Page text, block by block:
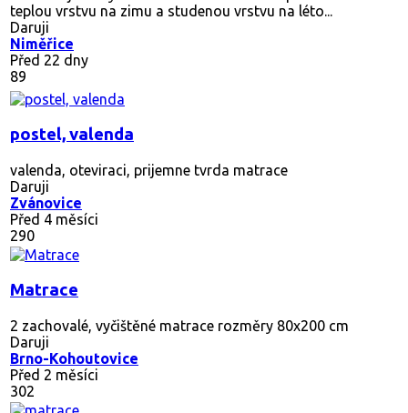
teplou vrstvu na zimu a studenou vrstvu na léto...
Daruji
Niměřice
Před 22 dny
89
postel, valenda
valenda, oteviraci, prijemne tvrda matrace
Daruji
Zvánovice
Před 4 měsíci
290
Matrace
2 zachovalé, vyčištěné matrace rozměry 80x200 cm
Daruji
Brno-Kohoutovice
Před 2 měsíci
302